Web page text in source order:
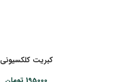
کبریت کلکسیونی